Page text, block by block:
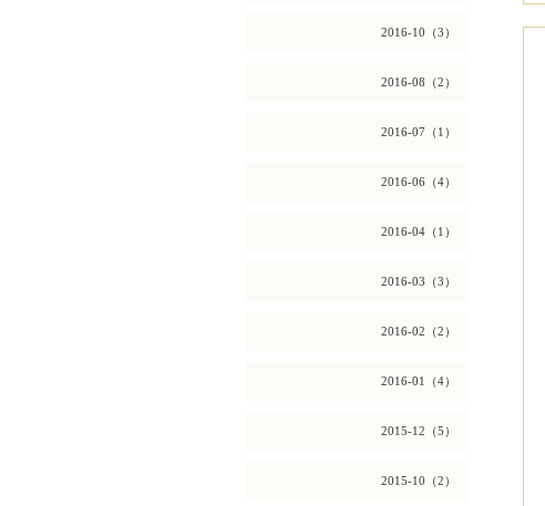
2016-10（3）
2016-08（2）
2016-07（1）
2016-06（4）
2016-04（1）
2016-03（3）
2016-02（2）
2016-01（4）
2015-12（5）
2015-10（2）